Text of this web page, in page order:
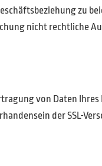
zu
nicht rechtliche
von Daten
der SSL-